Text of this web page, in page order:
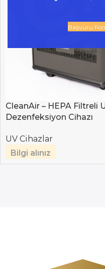
Başvuru
CleanAir – HEPA Filtreli
Dezenfeksiyon Cihazı
UV Cihazlar
Bilgi alınız